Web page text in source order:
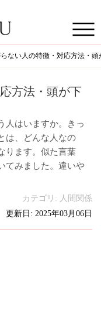
ない人の特徴・対応方法・
方法・頭が下
人はいますか。きっ
は、どんな人なの
ります。似た言葉
てみました。違いや
カテゴリ: 人間関係
更新日: 2025年03月06日